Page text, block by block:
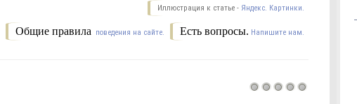
Иллюстрация к статье - Яндекс. Картинки.
Есть вопросы. Напишите нам.
Общие правила поведения на сайте.